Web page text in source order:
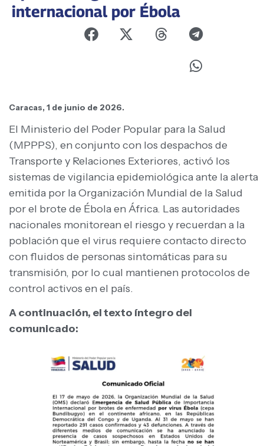
internacional por Ébola
Caracas, 1 de junio de 2026.
El Ministerio del Poder Popular para la Salud
(MPPPS), en conjunto con los despachos de
Transporte y Relaciones Exteriores, activó los
sistemas de vigilancia epidemiológica ante la alerta
emitida por la Organización Mundial de la Salud
por el brote de Ébola en África. Las autoridades
nacionales monitorean el riesgo y recuerdan a la
población que el virus requiere contacto directo
con fluidos de personas sintomáticas para su
transmisión, por lo cual mantienen protocolos de
control activos en el país.
A continuación, el texto íntegro del
comunicado: